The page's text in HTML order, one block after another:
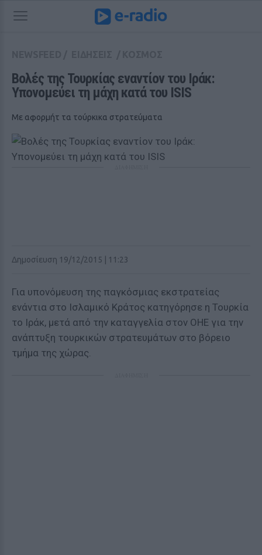
Βολές της Τουρκίας εναντίον του Ιράκ:
Υπονομεύει τη μάχη κατά του ISIS
Με αφορμήτ τα τούρκικα στρατεύματα
Δημοσίευση 19/12/2015 | 11:23
Για υπονόμευση της παγκόσμιας εκστρατείας
ενάντια στο Ισλαμικό Κράτος κατηγόρησε η Τουρκία
το Ιράκ, μετά από την καταγγελία στον ΟΗΕ για την
ανάπτυξη τουρκικών στρατευμάτων στο βόρειο
τμήμα της χώρας.